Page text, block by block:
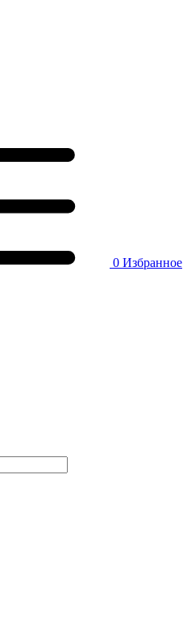
0 Избранное